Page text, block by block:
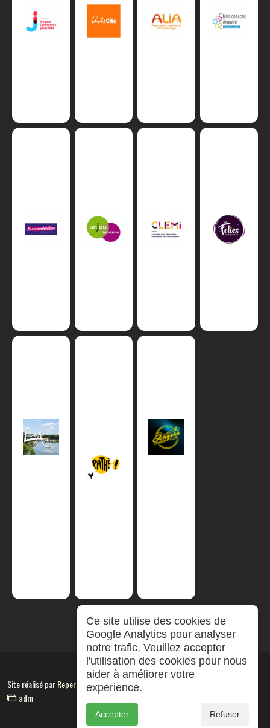
Site réalisé parRepereCom
adm
Ce site utilise des cookies de
Google Analytics pour analyser
notre trafic. Veuillez accepter
l'utilisation des cookies pour nous
aider à améliorer votre
expérience.
Accepter Refuser